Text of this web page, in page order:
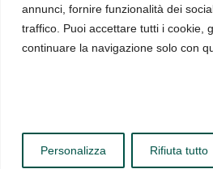
annunci, fornire funzionalità dei
traffico. Puoi accettare tutti i cookie,
continuare la navigazione solo con
Personalizza Rifiuta tutto
Policy
Arena 9,
20123,